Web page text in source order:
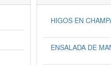
HIGOS EN
ENSALADA DE